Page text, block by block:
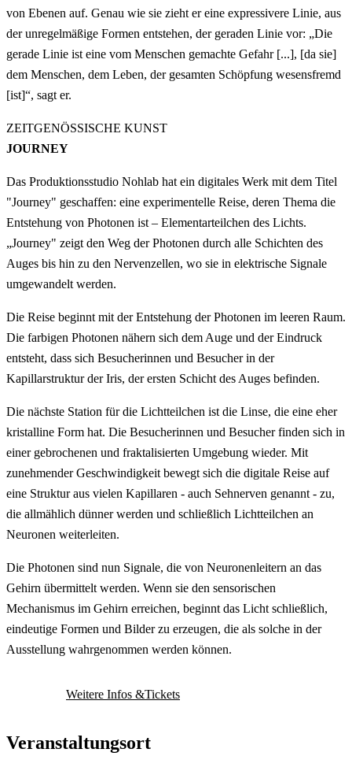
von Ebenen auf. Genau wie sie zieht er eine expressivere Linie, aus
der unregelmäßige Formen entstehen, der geraden Linie vor: „Die
gerade Linie ist eine vom Menschen gemachte Gefahr [...], [da sie]
dem Menschen, dem Leben, der gesamten Schöpfung wesensfremd
[ist]“, sagt er.
ZEITGENÖSSISCHE KUNST
JOURNEY
Das Produktionsstudio Nohlab hat ein digitales Werk mit dem Titel
"Journey" geschaffen: eine experimentelle Reise, deren Thema die
Entstehung von Photonen ist – Elementarteilchen des Lichts.
„Journey" zeigt den Weg der Photonen durch alle Schichten des
Auges bis hin zu den Nervenzellen, wo sie in elektrische Signale
umgewandelt werden.
Die Reise beginnt mit der Entstehung der Photonen im leeren Raum.
Die farbigen Photonen nähern sich dem Auge und der Eindruck
entsteht, dass sich Besucherinnen und Besucher in der
Kapillarstruktur der Iris, der ersten Schicht des Auges befinden.
Die nächste Station für die Lichtteilchen ist die Linse, die eine eher
kristalline Form hat. Die Besucherinnen und Besucher finden sich in
einer gebrochenen und fraktalisierten Umgebung wieder. Mit
zunehmender Geschwindigkeit bewegt sich die digitale Reise auf
eine Struktur aus vielen Kapillaren - auch Sehnerven genannt - zu,
die allmählich dünner werden und schließlich Lichtteilchen an
Neuronen weiterleiten.
Die Photonen sind nun Signale, die von Neuronenleitern an das
Gehirn übermittelt werden. Wenn sie den sensorischen
Mechanismus im Gehirn erreichen, beginnt das Licht schließlich,
eindeutige Formen und Bilder zu erzeugen, die als solche in der
Ausstellung wahrgenommen werden können.
Weitere Infos &Tickets
Veranstaltungsort